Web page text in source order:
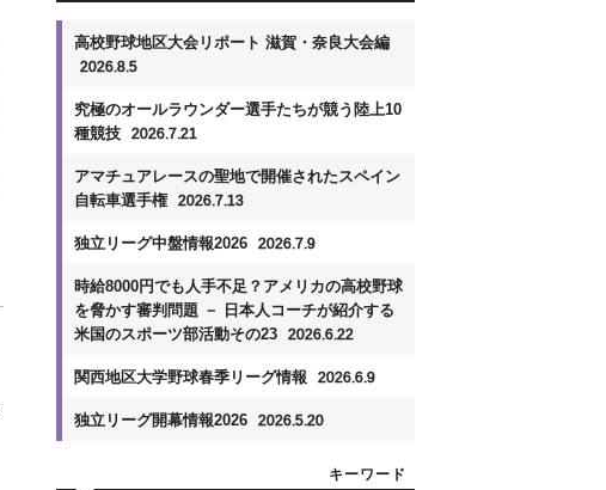
高校野球地区大会リポート 滋賀・奈良大会編
2026.8.5
究極のオールラウンダー選手たちが競う陸上10
種競技
2026.7.21
アマチュアレースの聖地で開催されたスペイン
自転車選手権 2026.7.13
独立リーグ中盤情報2026 2026.7.9
時給8000円でも人手不足？アメリカの高校野球
を脅かす審判問題 － 日本人コーチが紹介する
米国のスポーツ部活動その23
2026.6.22
関西地区大学野球春季リーグ情報 2026.6.9
独立リーグ開幕情報2026 2026.5.20
キーワード